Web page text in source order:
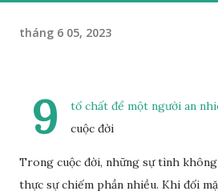
tháng 6 05, 2023
9
tố chất để một người an
cuộc đời
Trong cuộc đời, những sự tình
thực sự chiếm phần nhiều. Khi đối